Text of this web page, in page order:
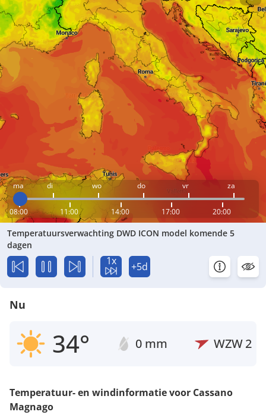
ma di wo do vr za
08:00 11:00 14:00 17:00 20:00
Temperatuursverwachting DWD ICON model komende 5
dagen
1x +5d
Nu
34° 0 mm WZW2
Temperatuur- en windinformatie voor Cassano
Magnago